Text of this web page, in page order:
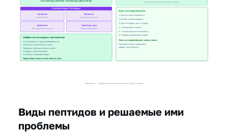
Виды пептидов и решаемые ими
проблемы